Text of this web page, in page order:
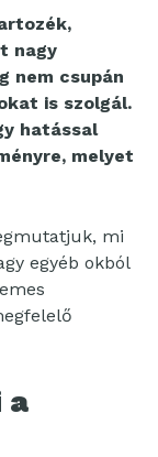
nagy
nem csupán
is szolgál.
hatással
melyet
mi
egyéb okból
a